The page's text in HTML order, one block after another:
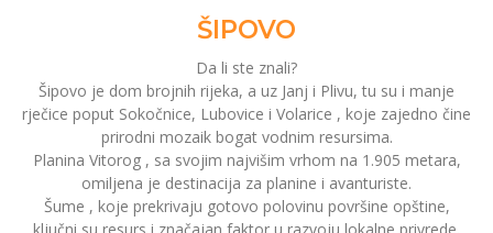
ŠIPOVO
Da li ste znali?
Šipovo je dom brojnih rijeka, a uz Janj i Plivu, tu su i manje
rječice poput Sokočnice, Lubovice i Volarice , koje zajedno čine
prirodni mozaik bogat vodnim resursima.
Planina Vitorog , sa svojim najvišim vrhom na 1.905 metara,
omiljena je destinacija za planine i avanturiste.
Šume , koje prekrivaju gotovo polovinu površine opštine,